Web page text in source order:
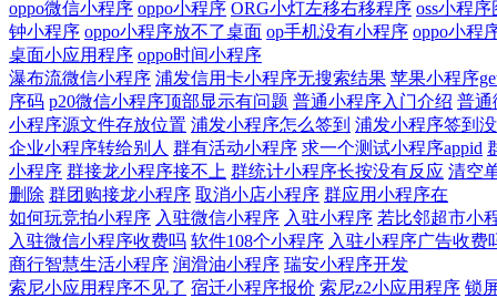
oppo微信小程序 oppo小程序 ORG小灯左移右移程序 oss小程
钟小程序 oppo小程序放不了桌面 op手机没有小程序 oppo小程
桌面小应用程序 oppo时间小程序
瀑布流微信小程序 浦发信用卡小程序无搜索结果 苹果小程序
序码 p20微信小程序顶部显示有问题 普通小程序入门介绍 普通
小程序源文件存放位置 浦发小程序怎么签到 浦发小程序签到
企业小程序转给别人 群有活动小程序 求一个测试小程序appid
小程序 群接龙小程序接不上 群统计小程序长按没有反应 清空
删除 群团购接龙小程序 取消小店小程序 群应用小程序在
如何玩竞拍小程序 入驻微信小程序 入驻小程序 若比邻超市小
入驻微信小程序收费吗 软件108个小程序 入驻小程序广告收费
商行智慧生活小程序 润滑油小程序 瑞安小程序开发
索尼小应用程序不见了 宿迁小程序报价 索尼z2小应用程序 锁